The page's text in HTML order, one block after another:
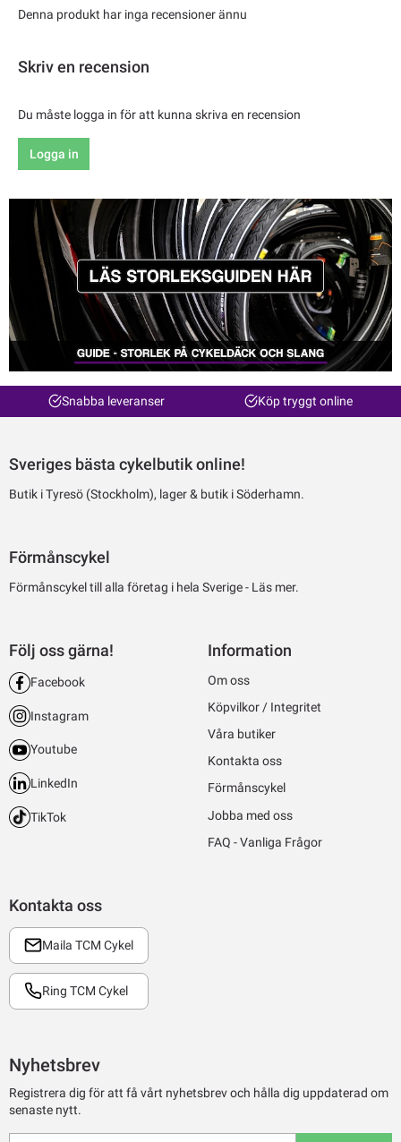
Denna produkt har inga recensioner ännu
Skriv en recension
Du måste logga in för att kunna skriva en recension
Logga in
Snabba leveranser Köp tryggt online
Sveriges bästa cykelbutik online!
Butik i Tyresö (Stockholm), lager & butik i Söderhamn.
Förmånscykel
Förmånscykel till alla företag i hela Sverige - Läs mer.
Kontakta oss
Maila TCM Cykel
Ring TCM Cykel
Följ oss gärna!
Facebook
Instagram
Youtube
LinkedIn
TikTok
Information
Om oss
Köpvilkor / Integritet
Våra butiker
Kontakta oss
Förmånscykel
Jobba med oss
FAQ - Vanliga Frågor
Nyhetsbrev
Registrera dig för att få vårt nyhetsbrev och hålla dig uppdaterad om
senaste nytt.